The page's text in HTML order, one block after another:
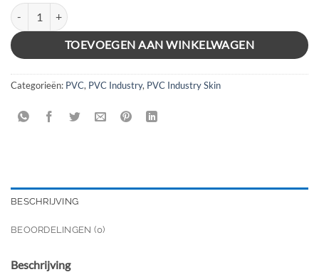
PVC Industry Skin Blue aantal
TOEVOEGEN AAN WINKELWAGEN
Categorieën: PVC, PVC Industry, PVC Industry Skin
BESCHRIJVING
BEOORDELINGEN (0)
Beschrijving